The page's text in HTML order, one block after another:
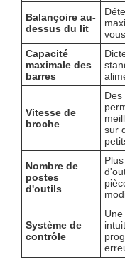
Balançoire au-
dessus du lit
Capacité
maximale des
barres
Vitesse de
broche
Des
sur
Nombre de
postes
d'outils
Système de
contrôle